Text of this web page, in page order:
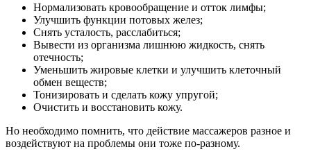
Нормализовать кровообращение и отток лимфы;
Улучшить функции потовых желез;
Снять усталость, расслабиться;
Вывести из организма лишнюю жидкость, снять
отечность;
Уменьшить жировые клетки и улучшить клеточный
обмен веществ;
Тонизировать и сделать кожу упругой;
Очистить и восстановить кожу.
Но необходимо помнить, что действие массажеров разное и
воздействуют на проблемы они тоже по-разному.